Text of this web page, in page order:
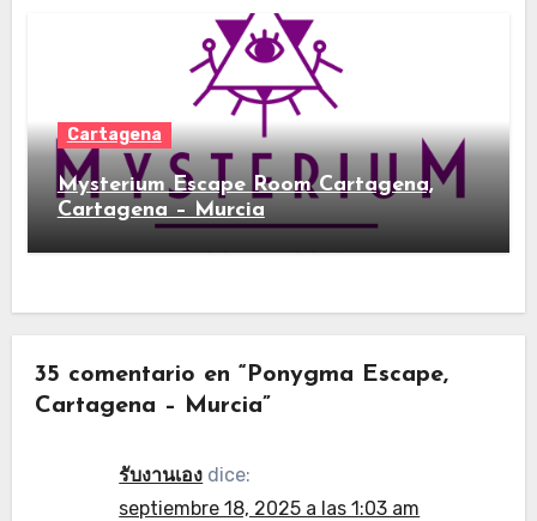
Cartagena
Mysterium Escape Room Cartagena,
Cartagena – Murcia
35 comentario en “Ponygma Escape,
Cartagena – Murcia”
รับงานเอง dice:
septiembre 18, 2025 a las 1:03 am